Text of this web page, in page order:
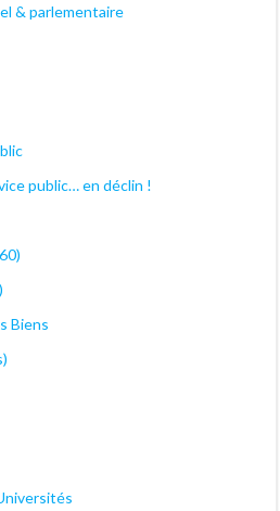
& parlementaire
public… en déclin !
Biens